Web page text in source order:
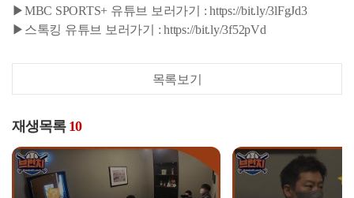
▶MBC SPORTS+ 유튜브 보러가기 : https://bit.ly/3lFgJd3
▶스톡킹 유튜브 보러가기 : https://bit.ly/3f52pVd
목록보기
재생목록 10